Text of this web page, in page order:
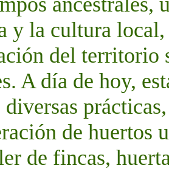
y la cultura
del territorio
A día de hoy,
diversas
de huertos
de fincas,